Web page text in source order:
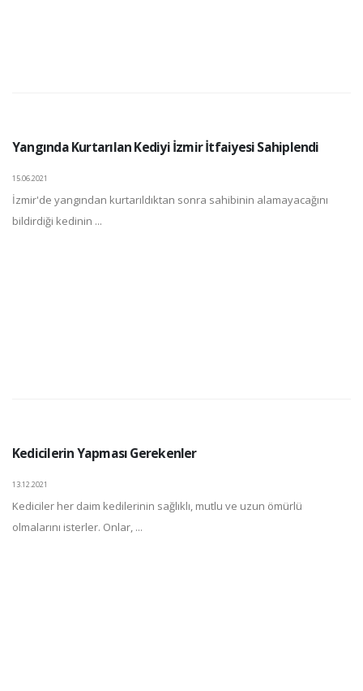
Yangında Kurtarılan Kediyi İzmir İtfaiyesi Sahiplendi
15.06.2021
İzmir'de yangından kurtarıldıktan sonra sahibinin alamayacağını
bildirdiği kedinin ...
Kedicilerin Yapması Gerekenler
13.12.2021
Kediciler her daim kedilerinin sağlıklı, mutlu ve uzun ömürlü
olmalarını isterler. Onlar, ...